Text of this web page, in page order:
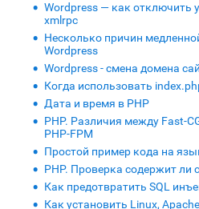
Wordpress — как отключить
xmlrpc
Несколько причин
Wordpress
Wordpress - смена домена
Когда использовать
Дата и время в PHP
PHP. Различия между Fast-
PHP-FPM
Простой пример кода на
PHP. Проверка содержит ли
Как предотвратить SQL
Как установить Linux,